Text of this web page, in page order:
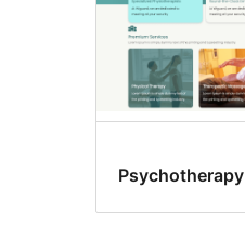
Psychotherapy